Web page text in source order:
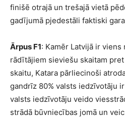
finišē otrajā un trešajā vietā
gadījumā pjedestāli faktiski
Ārpus F1: Kamēr Latvijā ir viens
rādītājiem sieviešu skaitam
skaitu, Katara pārliecinoši
gandrīz 80% valsts iedzīvotāju
valsts iedzīvotāju veido
strādā būvniecības jomā un